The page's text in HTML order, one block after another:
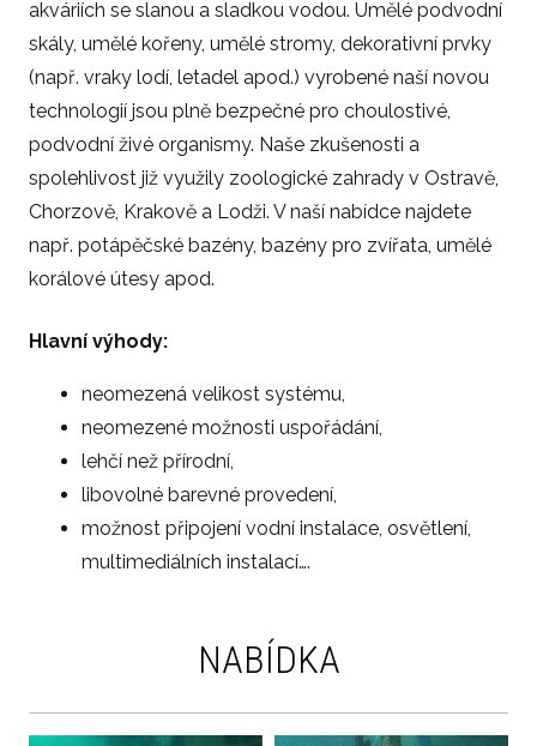
akváriích se slanou a sladkou vodou. Umělé podvodní
skály, umělé kořeny, umělé stromy, dekorativní prvky
(např. vraky lodí, letadel apod.) vyrobené naší novou
technologií jsou plně bezpečné pro choulostivé,
podvodní živé organismy. Naše zkušenosti a
spolehlivost již využily zoologické zahrady v Ostravě,
Chorzově, Krakově a Lodži. V naší nabídce najdete
např. potápěčské bazény, bazény pro zvířata, umělé
korálové útesy apod.
Hlavní výhody:
neomezená velikost systému,
neomezené možnosti uspořádání,
lehčí než přírodní,
libovolné barevné provedení,
možnost připojení vodní instalace, osvětlení,
multimediálních instalací….
NABÍDKA